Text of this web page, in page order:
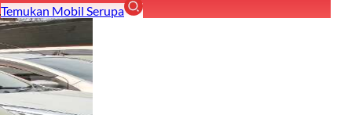
Temukan Mobil Serupa